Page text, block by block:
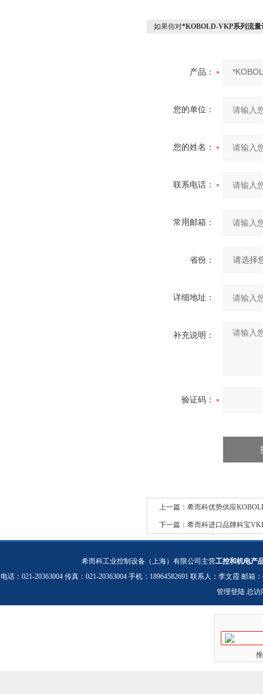
如果你对*KOBOLD-VKP系列流量
产品：
您的单位：
您的姓名：
联系电话：
常用邮箱：
省份：
详细地址：
补充说明：
验证码：
上一篇： 希而科优势供应
下一篇： 希而科进口品牌科宝
希而科工业控制设备（上海）有限公司主营工控和机电产
电话：021-20363004 传真：021-20363004 手机：18964582691 联系人：李文霞 邮箱：
管理登陆 总访